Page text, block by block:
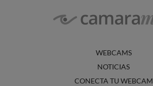
WEBCAMS
NOTICIAS
CONECTA TU WEBCAM